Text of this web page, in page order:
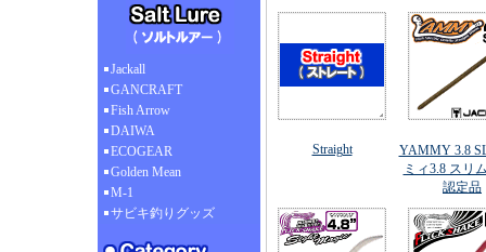
Jackall
GANCRAFT
Fish Arrow
DAIWA
ECOGEAR
Golden Mean
M-1
サビキ釣りグッズ
Straight
YAMMY 3.8
ミィ3.8 スリ
認定品